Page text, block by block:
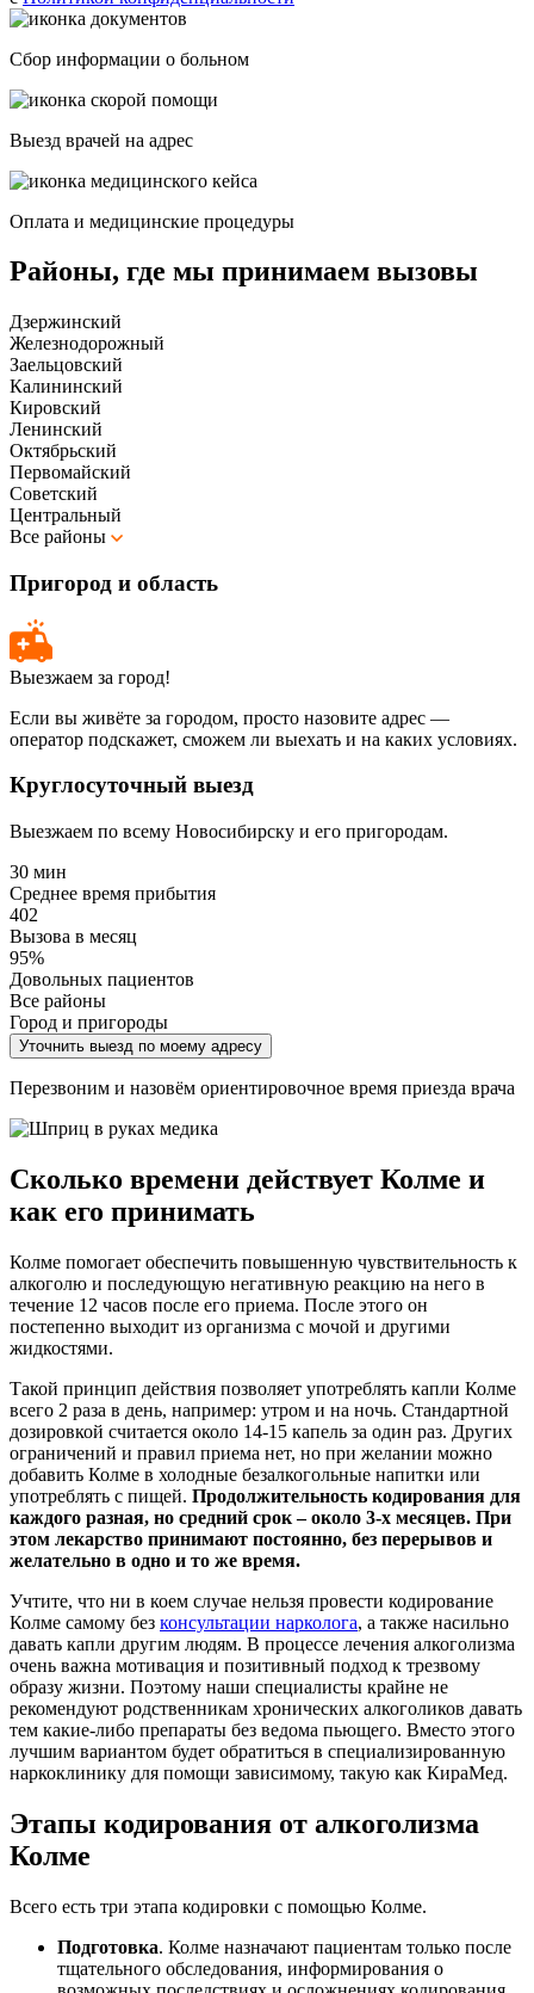
Сбор информации о больном
Выезд врачей на адрес
Оплата и медицинские процедуры
Районы, где мы принимаем вызовы
Дзержинский
Железнодорожный
Заельцовский
Калининский
Кировский
Ленинский
Октябрьский
Первомайский
Советский
Центральный
Все районы
Пригород и область
Выезжаем за город!
Если вы живёте за городом, просто назовите адрес —
оператор подскажет, сможем ли выехать и на каких условиях.
Круглосуточный выезд
Выезжаем по всему Новосибирску и его пригородам.
30 мин
Среднее время прибытия
402
Вызова в месяц
95%
Довольных пациентов
Все районы
Город и пригороды
Уточнить выезд по моему адресу
Перезвоним и назовём ориентировочное время приезда врача
Сколько времени действует Колме и
как его принимать
Колме помогает обеспечить повышенную чувствительность к
алкоголю и последующую негативную реакцию на него в
течение 12 часов после его приема. После этого он
постепенно выходит из организма с мочой и другими
жидкостями.
Такой принцип действия позволяет употреблять капли Колме
всего 2 раза в день, например: утром и на ночь. Стандартной
дозировкой считается около 14-15 капель за один раз. Других
ограничений и правил приема нет, но при желании можно
добавить Колме в холодные безалкогольные напитки или
употреблять с пищей. Продолжительность кодирования для
каждого разная, но средний срок – около 3-х месяцев. При
этом лекарство принимают постоянно, без перерывов и
желательно в одно и то же время.
Учтите, что ни в коем случае нельзя провести кодирование
Колме самому без консультации нарколога, а также насильно
давать капли другим людям. В процессе лечения алкоголизма
очень важна мотивация и позитивный подход к трезвому
образу жизни. Поэтому наши специалисты крайне не
рекомендуют родственникам хронических алкоголиков давать
тем какие-либо препараты без ведома пьющего. Вместо этого
лучшим вариантом будет обратиться в специализированную
наркоклинику для помощи зависимому, такую как КираМед.
Этапы кодирования от алкоголизма
Колме
Всего есть три этапа кодировки с помощью Колме.
Подготовка. Колме назначают пациентам только после
тщательного обследования, информирования о